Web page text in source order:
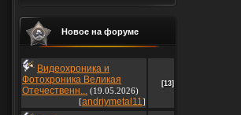
Новое на форуме
Видеохроника и
Фотохроника Великая
Отечественн... (19.05.2026)
[andriymetal11]
[13]